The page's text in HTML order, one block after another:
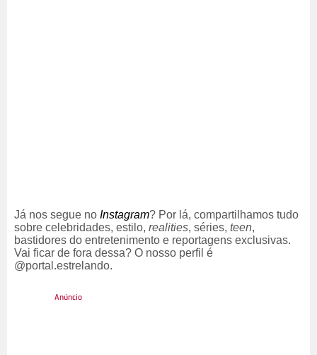
Já nos segue no Instagram? Por lá, compartilhamos tudo
sobre celebridades, estilo, realities, séries, teen,
bastidores do entretenimento e reportagens exclusivas.
Vai ficar de fora dessa? O nosso perfil é
@portal.estrelando.